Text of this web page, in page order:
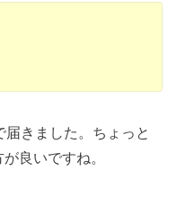
きました。ちょっと
良いですね。